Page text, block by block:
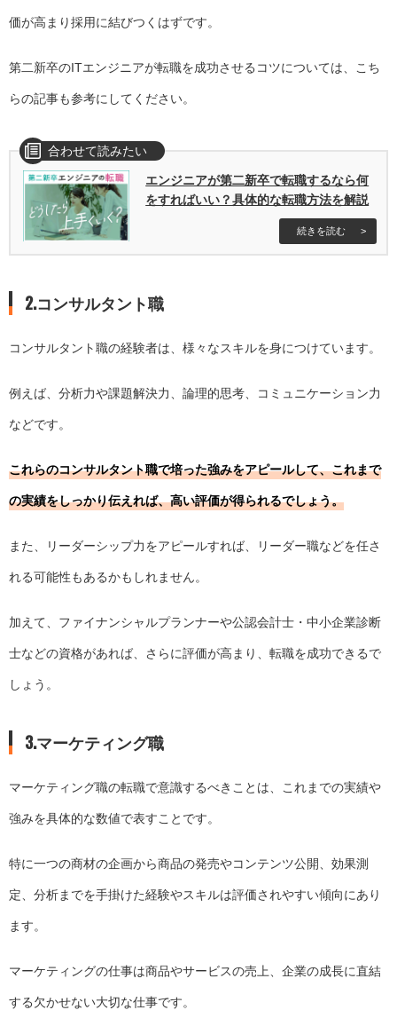
価が高まり採用に結びつくはずです。
第二新卒のITエンジニアが転職を成功させるコツについては、こち
らの記事も参考にしてください。
合わせて読みたい
エンジニアが第二新卒で転職するなら何
をすればいい？具体的な転職方法を解説
続きを読む
2.コンサルタント職
コンサルタント職の経験者は、様々なスキルを身につけています。
例えば、分析力や課題解決力、論理的思考、コミュニケーション力
などです。
これらのコンサルタント職で培った強みをアピールして、これまで
の実績をしっかり伝えれば、高い評価が得られるでしょう。
また、リーダーシップ力をアピールすれば、リーダー職などを任さ
れる可能性もあるかもしれません。
加えて、ファイナンシャルプランナーや公認会計士・中小企業診断
士などの資格があれば、さらに評価が高まり、転職を成功できるで
しょう。
3.マーケティング職
マーケティング職の転職で意識するべきことは、これまでの実績や
強みを具体的な数値で表すことです。
特に一つの商材の企画から商品の発売やコンテンツ公開、効果測
定、分析までを手掛けた経験やスキルは評価されやすい傾向にあり
ます。
マーケティングの仕事は商品やサービスの売上、企業の成長に直結
する欠かせない大切な仕事です。